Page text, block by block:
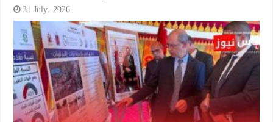
31 July، 2026